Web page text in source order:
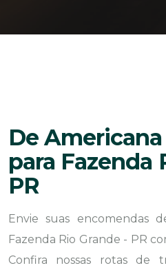
De Americana
para Fazenda
PR
Envie suas encomendas
Fazenda Rio Grande - PR
Confira nossas rotas de